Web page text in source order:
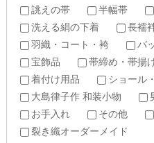
誂えの帯
半幅帯
洗える絹の下着
長襦
羽織・コート・袴
バ
宝飾品
帯締め・帯揚
着付け用品
ショール
大島律子作 和装小物
お手入れ
その他
裂き織オーダーメイド